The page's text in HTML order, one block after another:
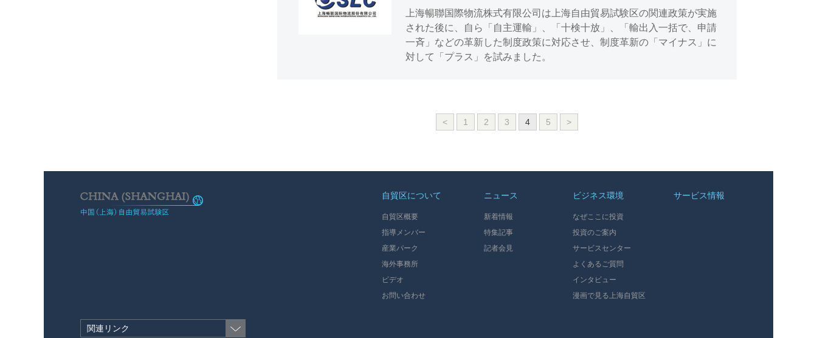
上海暢聯国際物流株式有限公司は上海自由貿易試験区の関連政策が実施
された後に、自ら「自主運輸」、「十検十放」、「輸出入一括で、申請
一斉」などの革新した制度政策に対応させ、制度革新の「マイナス」に
対して「プラス」を試みました。
< 1 2 3 4 5 >
関連リンク
自貿区について
自貿区概要
指導メンバー
産業パーク
海外事務所
ビデオ
お問い合わせ
ニュース
新着情報
特集記事
記者会見
ビジネス環境
なぜここに投資
投資のご案内
サービスセンター
よくあるご質問
インタビュー
漫画で見る上海自貿区
サービス情報